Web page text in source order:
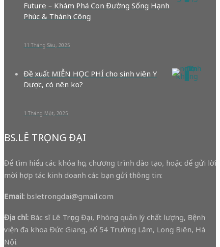
Future – Khám Phá Con Đường Sống Hạnh
Phúc & Thành Công
11 Tháng Sáu, 2025
Đề xuất MIỄN HỌC PHÍ cho sinh viên Y
Dược, có nên ko?
1 Tháng Một, 2025
BS.LÊ TRỌNG ĐẠI
Để tìm hiểu các khóa học, chương trình đào tạo, hoặc để gửi lời
mời hợp tác kinh doanh các bạn gửi thông tin:
Email: bsletrongdai@gmail.com
Địa chỉ: Bác sĩ Lê Trọng Đại, Phòng quản lý chất lượng, Bệnh
viện đa khoa Đức Giang, số 54 Trường Lâm, Long Biên, Hà
Nội.